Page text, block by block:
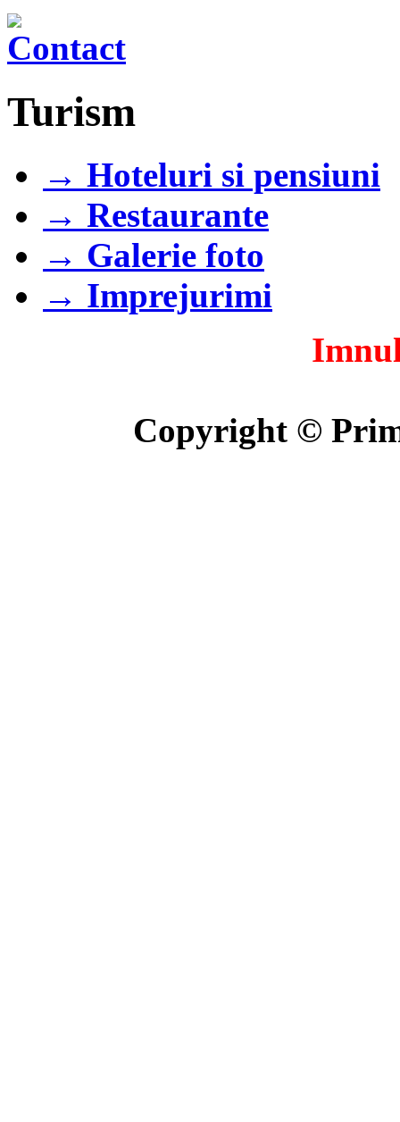
Turism
→ Hoteluri si pensiuni
→ Restaurante
→ Galerie foto
→ Imprejurimi
Copyright ©